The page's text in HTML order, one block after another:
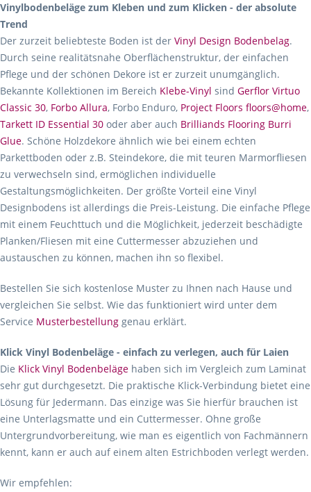
Vinylbodenbeläge zum Kleben und zum Klicken - der absolute
Trend
Der zurzeit beliebteste Boden ist der Vinyl Design Bodenbelag.
Durch seine realitätsnahe Oberflächenstruktur, der einfachen
Pflege und der schönen Dekore ist er zurzeit unumgänglich.
Bekannte Kollektionen im Bereich Klebe-Vinyl sind Gerflor Virtuo
Classic 30, Forbo Allura, Forbo Enduro, Project Floors floors@home,
Tarkett ID Essential 30 oder aber auch Brilliands Flooring Burri
Glue. Schöne Holzdekore ähnlich wie bei einem echten
Parkettboden oder z.B. Steindekore, die mit teuren Marmorfliesen
zu verwechseln sind, ermöglichen individuelle
Gestaltungsmöglichkeiten. Der größte Vorteil eine Vinyl
Designbodens ist allerdings die Preis-Leistung. Die einfache Pflege
mit einem Feuchttuch und die Möglichkeit, jederzeit beschädigte
Planken/Fliesen mit eine Cuttermesser abzuziehen und
austauschen zu können, machen ihn so flexibel.
Bestellen Sie sich kostenlose Muster zu Ihnen nach Hause und
vergleichen Sie selbst. Wie das funktioniert wird unter dem
Service Musterbestellung genau erklärt.
Klick Vinyl Bodenbeläge - einfach zu verlegen, auch für Laien
Die Klick Vinyl Bodenbeläge haben sich im Vergleich zum Laminat
sehr gut durchgesetzt. Die praktische Klick-Verbindung bietet eine
Lösung für Jedermann. Das einzige was Sie hierfür brauchen ist
eine Unterlagsmatte und ein Cuttermesser. Ohne große
Untergrundvorbereitung, wie man es eigentlich von Fachmännern
kennt, kann er auch auf einem alten Estrichboden verlegt werden.
Wir empfehlen: